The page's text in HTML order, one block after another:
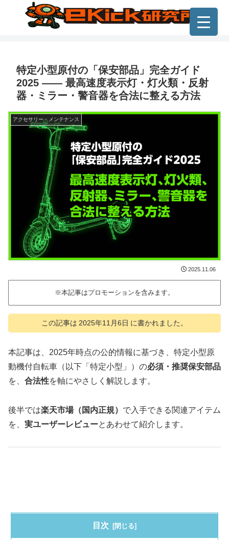
特定小型原付の「保安部品」完全ガイド
2025 —— 最高速度表示灯・灯火類・反射
器・ミラー・警音器を合法に整える方法
アクセサリー・メンテナンス
2025.11.06
※本記事はプロモーションを含みます。
この記事は 2025年11月6日 に書かれました。
本記事は、2025年時点の公的情報に基づき、特定小型原
動機付自転車（以下「特定小型」）の必須・推奨保安部品
を、 合法性を軸にやさしく解説します。
後半では楽天市場（国内正規） で入手できる関連アイテム
を、 実ユーザーレビューとあわせて紹介します。
目次